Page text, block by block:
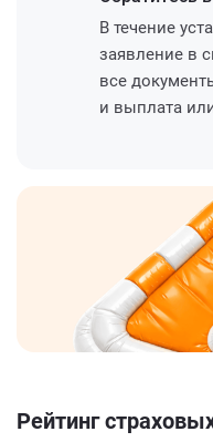
В течение
заявление в
все
и выплата
Рейтинг